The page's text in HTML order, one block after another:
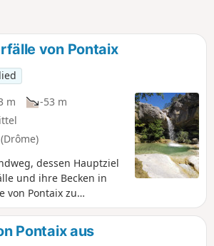
von Pontaix
m
-53 m
dessen Hauptziel
und ihre Becken in
von Pontaix zu
Abstecher auf die
es Ihnen, die Burgruine
über das Tal der
Pontaix aus